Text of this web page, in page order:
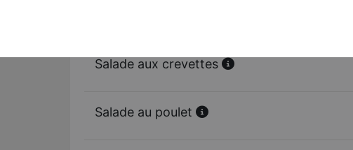
Salade aux crevettes
Salade au poulet